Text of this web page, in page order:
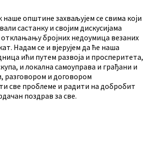
наше општине захваљујем се свима који
састанку и својим дискусијама
бројних недоумица везаних
Надам се и вјерујем да ће наша
ићи путем развоја и просперитета,
и локална самоуправа и грађани и
разговором и договором
све проблеме и радити на добробит
поздрав за све.